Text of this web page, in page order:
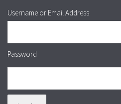
Username or Email Address
Password